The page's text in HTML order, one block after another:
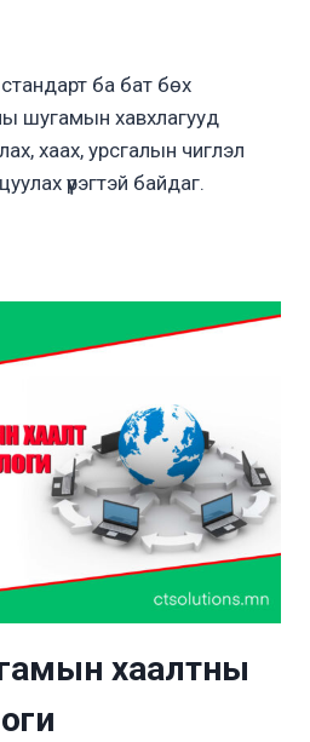
ба бат бөх
шугамын хавхлагууд
хаах, урсгалын чиглэл
үүрэгтэй байдаг.
хаалтны